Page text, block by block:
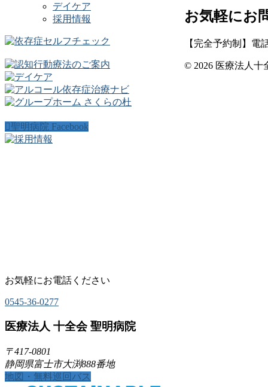
デイケア
採用情報
聖明病院 Facebook
お気軽にお電話ください
0545-36-0277
医療法人 十全会 聖明病院
〒417-0801
静岡県富士市大渕888番地
地図・無料巡回バス
お気軽にお
【完全予約制】電
© 2026 医療法人十